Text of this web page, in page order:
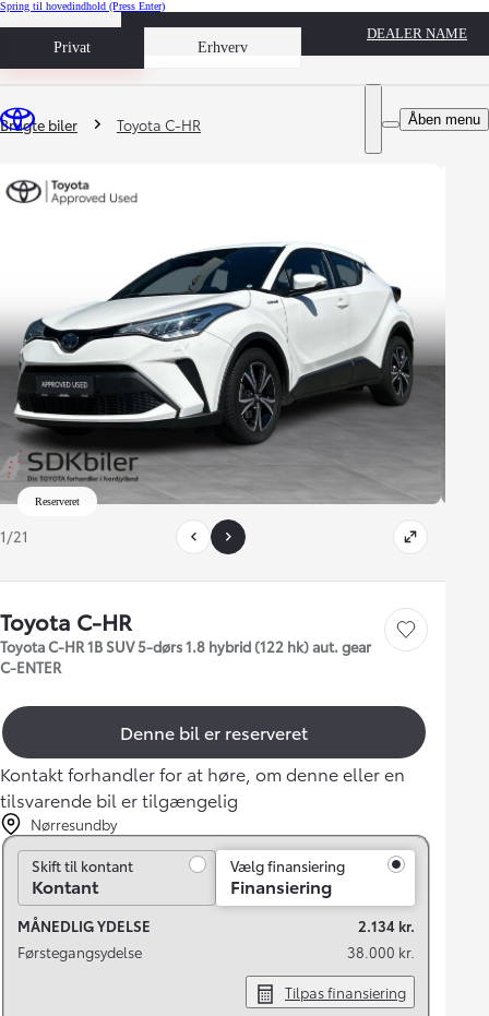
Spring til hovedindhold (Press Enter)
Privat Erhverv
Book prøvetur
DEALER NAME
Åben menu
Du er her
Brugte biler Toyota C-HR
Reserveret
1/21
Toyota C-HR
Toyota C-HR 1B SUV 5-dørs 1.8 hybrid (122 hk) aut. gear
C-ENTER
Gem bil
Denne bil er reserveret
Kontakt forhandler for at høre, om denne eller en
tilsvarende bil er tilgængelig
Nørresundby
Skift til kontant
Skift til kontant
Kontant
Vælg finansiering
Finansiering
MÅNEDLIG YDELSE
2.134 kr.
Førstegangsydelse
38.000 kr.
Tilpas finansiering